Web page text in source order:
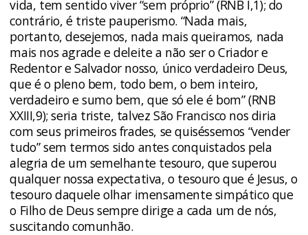
vida, tem sentido viver “sem próprio” (RNB I,1); do
contrário, é triste pauperismo. “Nada mais,
portanto, desejemos, nada mais queiramos, nada
mais nos agrade e deleite a não ser o Criador e
Redentor e Salvador nosso, único verdadeiro Deus,
que é o pleno bem, todo bem, o bem inteiro,
verdadeiro e sumo bem, que só ele é bom” (RNB
XXIII,9); seria triste, talvez São Francisco nos diria
com seus primeiros frades, se quiséssemos “vender
tudo” sem termos sido antes conquistados pela
alegria de um semelhante tesouro, que superou
qualquer nossa expectativa, o tesouro que é Jesus, o
tesouro daquele olhar imensamente simpático que
o Filho de Deus sempre dirige a cada um de nós,
suscitando comunhão.